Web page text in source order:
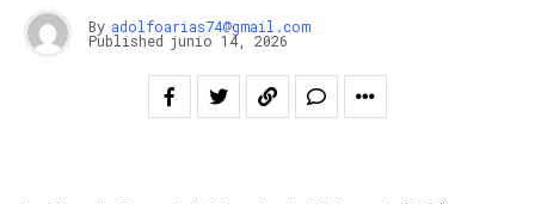
By adolfoarias74@gmail.com
Published junio 14, 2026